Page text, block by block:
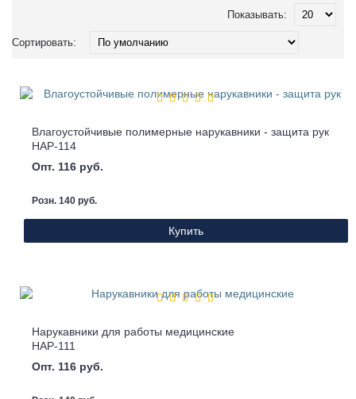
Показывать:
Сортировать:
Влагоустойчивые полимерные нарукавники - защита рук
НАР-114
Опт. 116 руб.
Розн. 140 руб.
Купить
Нарукавники для работы медицинские
НАР-111
Опт. 116 руб.